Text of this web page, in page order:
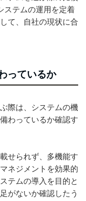
ステムの運用を定着
て、自社の現状に合
っているか
際は、システムの機
わっているか確認す
せられず、多機能す
ネジメントを効果的
テムの導入を目的と
がないか確認したう